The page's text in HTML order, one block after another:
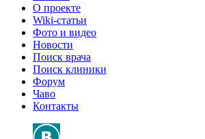
О проекте
Wiki-статьи
Фото и видео
Новости
Поиск врача
Поиск клиники
Форум
Чаво
Контакты